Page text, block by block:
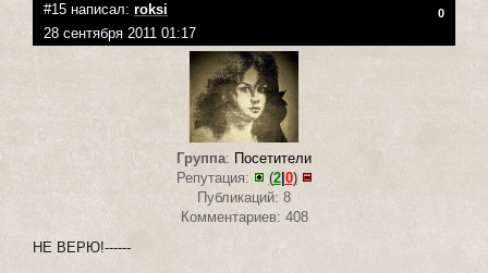
#15 написал: roksi 0
28 сентября 2011 01:17
Группа: Посетители
Репутация:
(2| 0)
Публикаций: 8
Комментариев: 408
НЕ ВЕРЮ!------